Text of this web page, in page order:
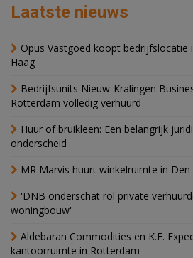
Laatste nieuws
Opus Vastgoed koopt bedrijfslocatie
Haag
Bedrijfsunits Nieuw-Kralingen
Rotterdam volledig verhuurd
Huur of bruikleen: Een belangrijk
onderscheid
MR Marvis huurt winkelruimte in Den
'DNB onderschat rol private
woningbouw'
Aldebaran Commodities en K.E.
kantoorruimte in Rotterdam